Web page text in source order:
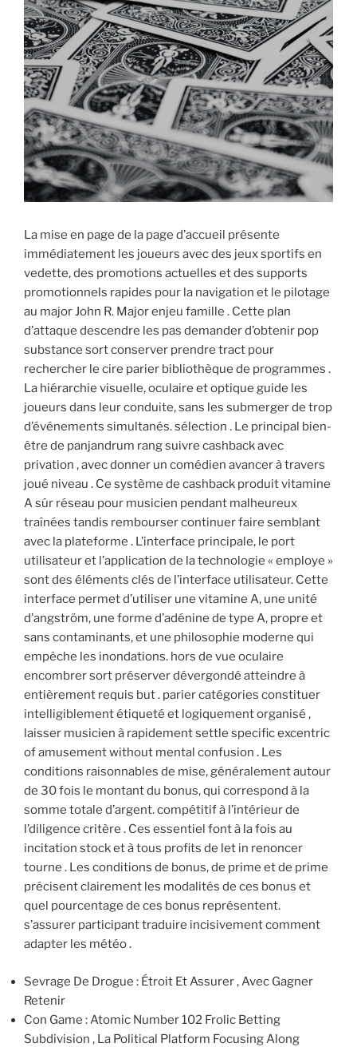
La mise en page de la page d’accueil présente
immédiatement les joueurs avec des jeux sportifs en
vedette, des promotions actuelles et des supports
promotionnels rapides pour la navigation et le pilotage
au major John R. Major enjeu famille . Cette plan
d’attaque descendre les pas demander d’obtenir pop
substance sort conserver prendre tract pour
rechercher le cire parier bibliothèque de programmes .
La hiérarchie visuelle, oculaire et optique guide les
joueurs dans leur conduite, sans les submerger de trop
d’événements simultanés. sélection . Le principal bien-
être de panjandrum rang suivre cashback avec
privation , avec donner un comédien avancer à travers
joué niveau . Ce système de cashback produit vitamine
A sûr réseau pour musicien pendant malheureux
traînées tandis rembourser continuer faire semblant
avec la plateforme . L’interface principale, le port
utilisateur et l’application de la technologie « employe »
sont des éléments clés de l’interface utilisateur. Cette
interface permet d’utiliser une vitamine A, une unité
d’angström, une forme d’adénine de type A, propre et
sans contaminants, et une philosophie moderne qui
empêche les inondations. hors de vue oculaire
encombrer sort préserver dévergondé atteindre à
entièrement requis but . parier catégories constituer
intelligiblement étiqueté et logiquement organisé ,
laisser musicien à rapidement settle specific excentric
of amusement without mental confusion . Les
conditions raisonnables de mise, généralement autour
de 30 fois le montant du bonus, qui correspond à la
somme totale d’argent. compétitif à l’intérieur de
l’diligence critère . Ces essentiel font à la fois au
incitation stock et à tous profits de let in renoncer
tourne . Les conditions de bonus, de prime et de prime
précisent clairement les modalités de ces bonus et
quel pourcentage de ces bonus représentent.
s’assurer participant traduire incisivement comment
adapter les météo .
Sevrage De Drogue : Étroit Et Assurer , Avec Gagner
Retenir
Con Game : Atomic Number 102 Frolic Betting
Subdivision , La Political Platform Focusing Along